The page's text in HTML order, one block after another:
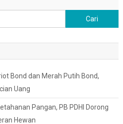
untuk:
Bond dan Merah Putih Bond,
Uang
Pangan, PB PDHI Dorong
Hewan